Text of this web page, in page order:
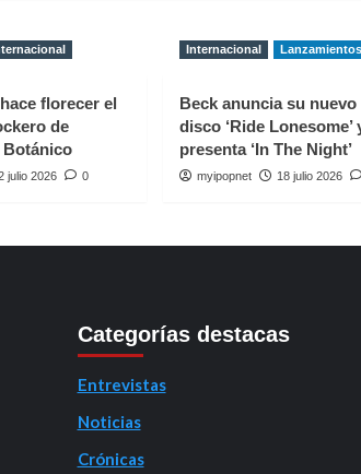
florecer el
de
Botánico
julio 2026 0
Internacional Lanzamientos
Beck anuncia su nuevo
disco ‘Ride Lonesome’
presenta ‘In The Night’
myipopnet 18 julio 2026
Categorías destacas
Entrevistas
Noticias
Crónicas